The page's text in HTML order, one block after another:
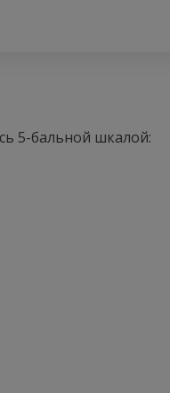
5-бальной шкалой: